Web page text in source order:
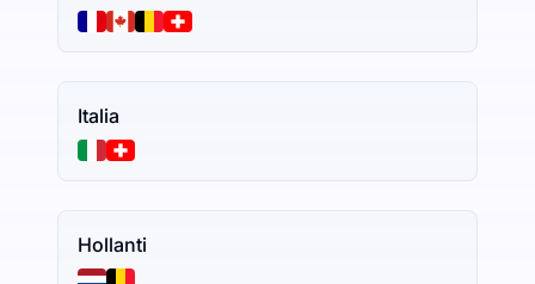
Italia
Hollanti